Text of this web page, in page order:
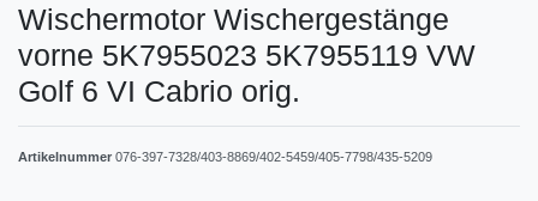
Wischermotor Wischergestänge
vorne 5K7955023 5K7955119 VW
Golf 6 VI Cabrio orig.
Artikelnummer 076-397-7328/403-8869/402-5459/405-7798/435-5209